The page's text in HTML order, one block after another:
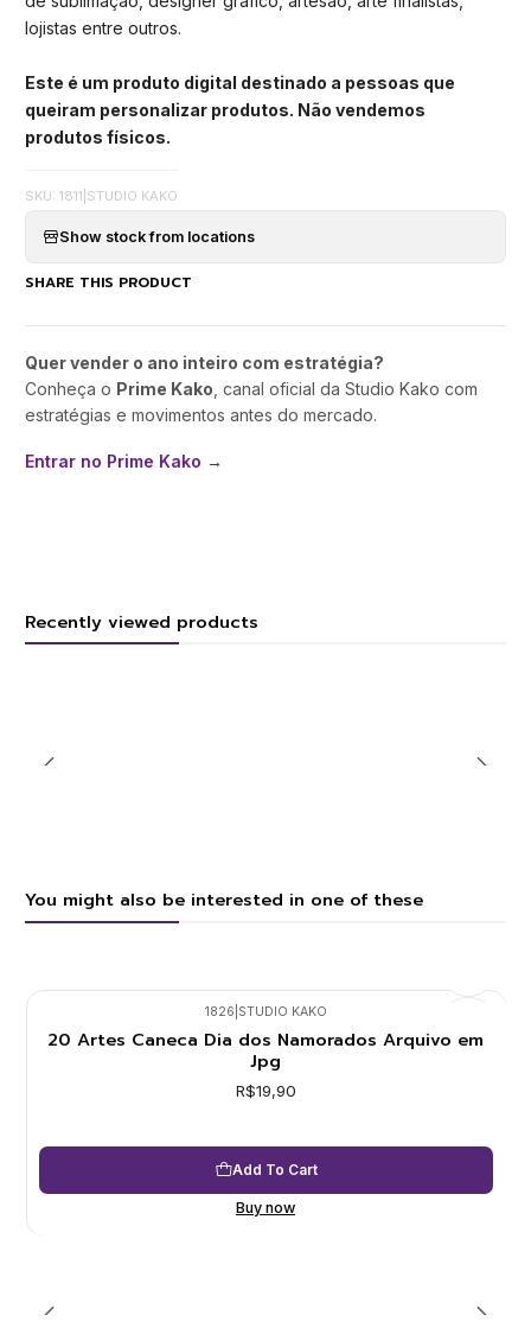
lojistas entre outros.
Este é um produto digital destinado a pessoas que
queiram personalizar produtos. Não vendemos
produtos físicos.
SKU: 1811 STUDIO KAKO
Show stock from locations
SHARE THIS PRODUCT
Quer vender o ano inteiro com estratégia?
Conheça o Prime Kako , canal oficial da Studio Kako com
estratégias e movimentos antes do mercado.
Entrar no Prime Kako →
Recently viewed products
You might also be interested in one of these
1826 STUDIO KAKO
20 Artes Caneca Dia dos Namorados Arquivo em
Jpg
R$19,90
Add To Cart
Buy now